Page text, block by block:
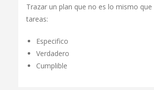
Trazar un plan que no es lo mismo que
tareas:
Especifico
Verdadero
Cumplible